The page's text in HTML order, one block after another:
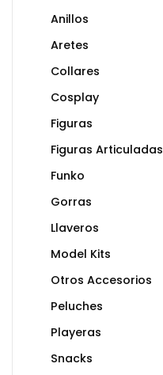
Anillos
Aretes
Collares
Cosplay
Figuras
Figuras Articuladas
Funko
Gorras
Llaveros
Model Kits
Otros Accesorios
Peluches
Playeras
Snacks